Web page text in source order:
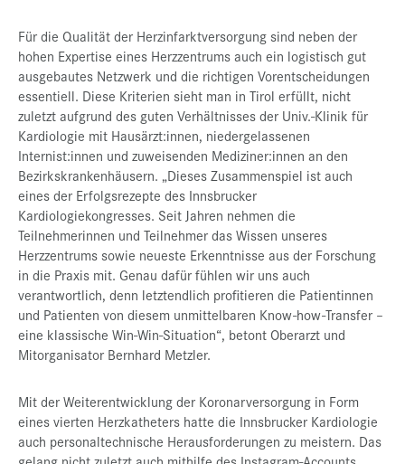
Für die Qualität der Herzinfarktversorgung sind neben der
hohen Expertise eines Herzzentrums auch ein logistisch gut
ausgebautes Netzwerk und die richtigen Vorentscheidungen
essentiell. Diese Kriterien sieht man in Tirol erfüllt, nicht
zuletzt aufgrund des guten Verhältnisses der Univ.-Klinik für
Kardiologie mit Hausärzt:innen, niedergelassenen
Internist:innen und zuweisenden Mediziner:innen an den
Bezirkskrankenhäusern. „Dieses Zusammenspiel ist auch
eines der Erfolgsrezepte des Innsbrucker
Kardiologiekongresses. Seit Jahren nehmen die
Teilnehmerinnen und Teilnehmer das Wissen unseres
Herzzentrums sowie neueste Erkenntnisse aus der Forschung
in die Praxis mit. Genau dafür fühlen wir uns auch
verantwortlich, denn letztendlich profitieren die Patientinnen
und Patienten von diesem unmittelbaren Know-how-Transfer –
eine klassische Win-Win-Situation“, betont Oberarzt und
Mitorganisator Bernhard Metzler.
Mit der Weiterentwicklung der Koronarversorgung in Form
eines vierten Herzkatheters hatte die Innsbrucker Kardiologie
auch personaltechnische Herausforderungen zu meistern. Das